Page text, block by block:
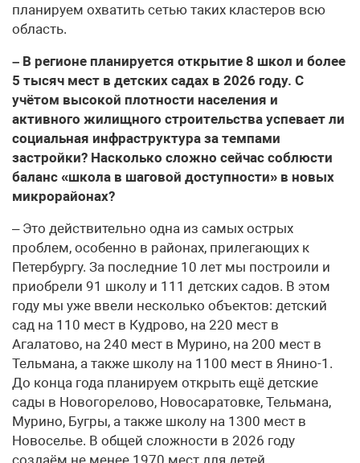
планируем охватить сетью таких кластеров всю
область.
– В регионе планируется открытие 8 школ и более
5 тысяч мест в детских садах в 2026 году. С
учётом высокой плотности населения и
активного жилищного строительства успевает ли
социальная инфраструктура за темпами
застройки? Насколько сложно сейчас соблюсти
баланс «школа в шаговой доступности» в новых
микрорайонах?
– Это действительно одна из самых острых
проблем, особенно в районах, прилегающих к
Петербургу. За последние 10 лет мы построили и
приобрели 91 школу и 111 детских садов. В этом
году мы уже ввели несколько объектов: детский
сад на 110 мест в Кудрово, на 220 мест в
Агалатово, на 240 мест в Мурино, на 200 мест в
Тельмана, а также школу на 1100 мест в Янино-1.
До конца года планируем открыть ещё детские
сады в Новогорелово, Новосаратовке, Тельмана,
Мурино, Бугры, а также школу на 1300 мест в
Новоселье. В общей сложности в 2026 году
создаём не менее 1970 мест для детей